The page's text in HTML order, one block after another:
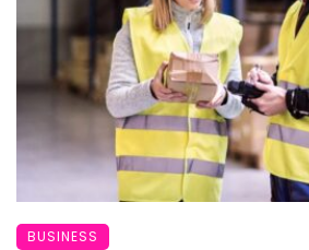
BUSINESS